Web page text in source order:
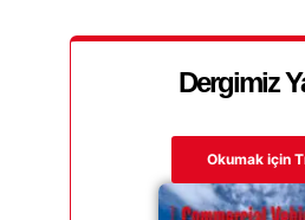
Dergimiz
Okumak için